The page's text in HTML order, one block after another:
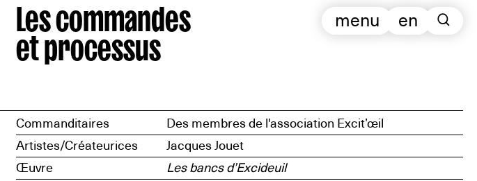
Les commandes
et processus
en
menu
Commanditaires
Des membres de l'association Excit’œil
Artistes/Créateurices
Jacques Jouet
Œuvre
Les bancs d’Excideuil